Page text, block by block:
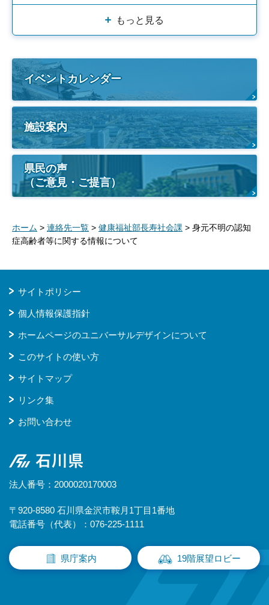
もっと見る
イベントカレンダー
施設案内
県民の声
（ご意見・ご提言）
ホーム > 連絡先一覧 > 健康福祉部長寿社会課 > 身元不明の認知
症高齢者等に関する情報について
サイトポリシー
個人情報保護指針
ホームページのユニバーサルデザインについて
このサイトの使い方
サイトマップ
リンク集
お問い合わせ
石川県
法人番号：2000020170003
〒920-8580 石川県金沢市鞍月1丁目1番地
電話番号（代表）：076-225-1111
県庁案内 19階展望ロビー